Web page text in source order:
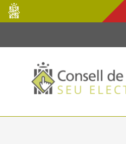
Salta al contingut principal
Consell
de
Mallorca